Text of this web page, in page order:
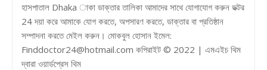
হাসপাতাল Dhaka াকা ডাক্তার তালিকা আমাদের সাথে যোগাযোগ করুন ডক্টর
24 দয়া করে আমাকে যোগ করতে, অপসারণ করতে, ডাক্তার বা প্রতিষ্ঠান
সম্পাদনা করতে মেইল করুন। মোকবুল হোসান ইমেল:
Finddoctor24@hotmail.com কপিরাইট © 2022 | এমএইচ থিম
দ্বারা ওয়ার্ডপ্রেস থিম